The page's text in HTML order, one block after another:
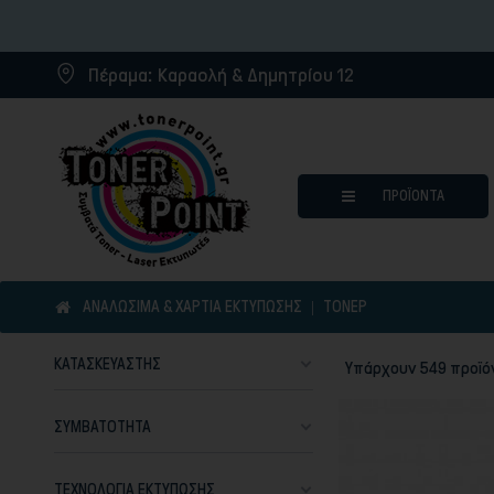
Η
Πέραμα: Καραολή & Δημητρίου 12
ΠΡΟΪΌΝΤΑ
Μελάνια για inkjet
ΑΝΑΛΩΣΙΜΑ & ΧΑΡΤΙΑ ΕΚΤΥΠΩΣΗΣ ΤΌΝΕΡ
ΚΑΤΑΣΚΕΥΑΣΤΉΣ
ΣΥΜΒΑΤΌΤΗΤΑ
ΤΕΧΝΟΛΟΓΊΑ ΕΚΤΎΠΩΣΗΣ
Υπάρχουν 549